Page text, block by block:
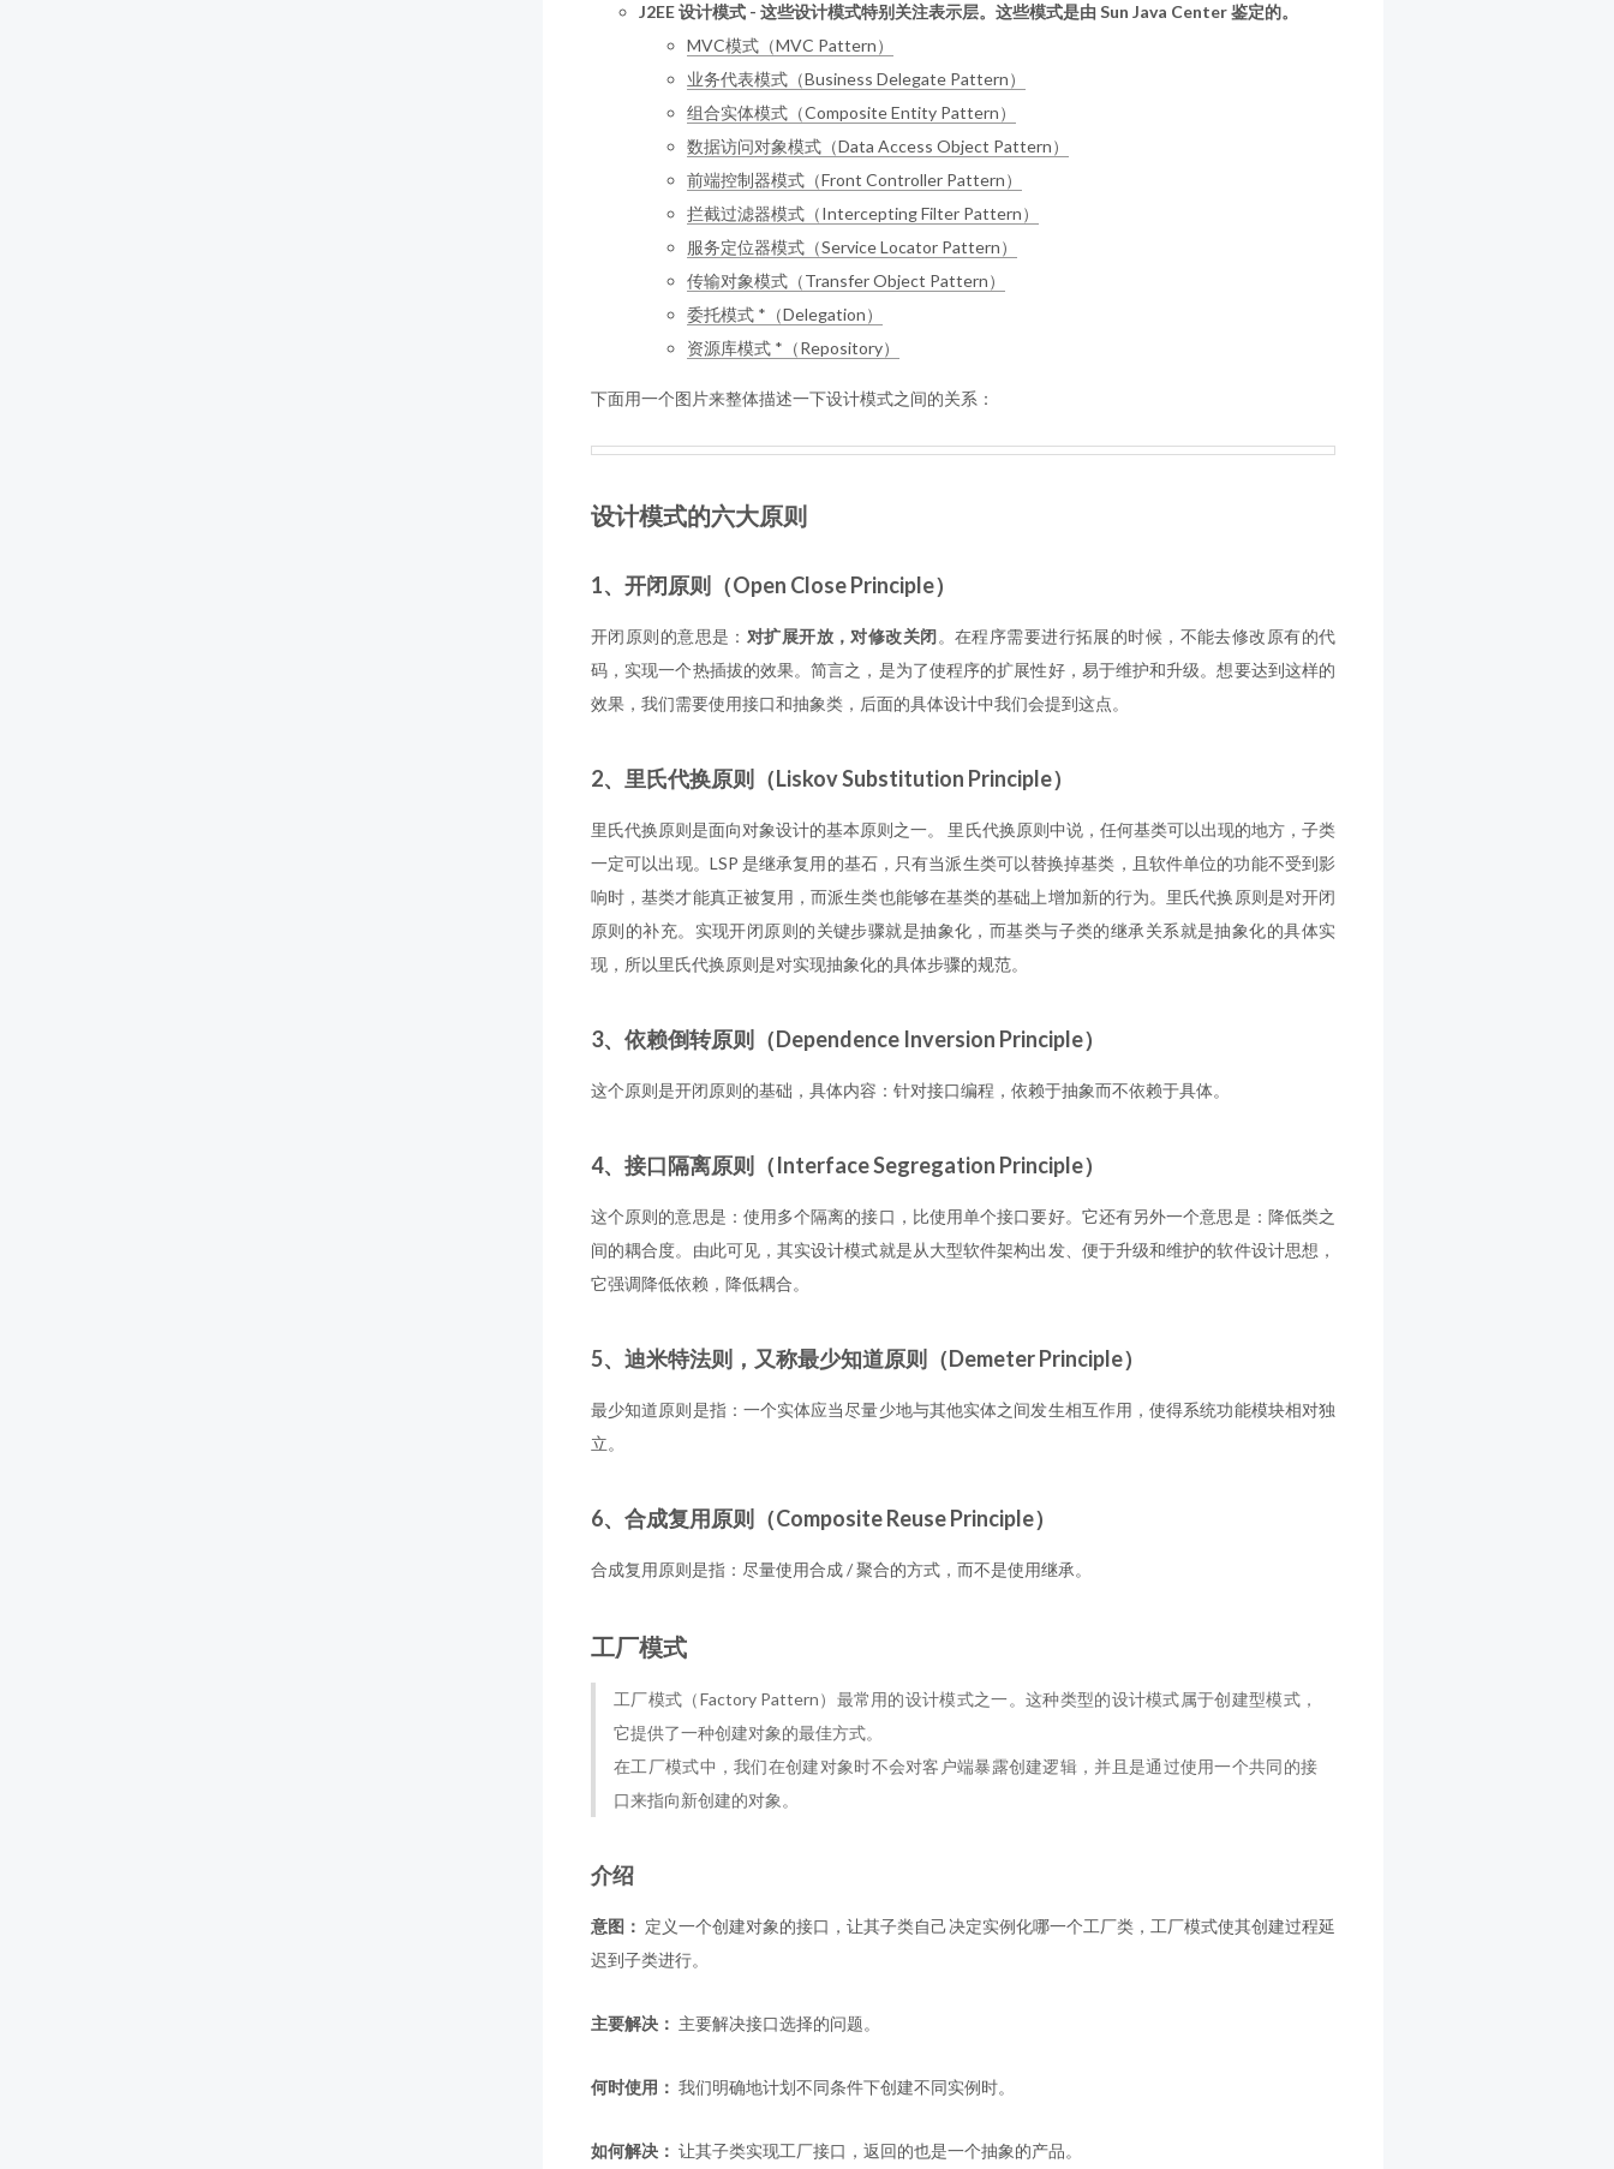
J2EE 设计模式 - 这些设计模式特别关注表示层。这些模式是由 Sun Java Center 鉴定的。
MVC模式（MVC Pattern）
业务代表模式（Business Delegate Pattern）
组合实体模式（Composite Entity Pattern）
数据访问对象模式（Data Access Object Pattern）
前端控制器模式（Front Controller Pattern）
拦截过滤器模式（Intercepting Filter Pattern）
服务定位器模式（Service Locator Pattern）
传输对象模式（Transfer Object Pattern）
委托模式 *（Delegation）
资源库模式 *（Repository）
下面用一个图片来整体描述一下设计模式之间的关系：
设计模式的六大原则
1、开闭原则（Open Close Principle）
开闭原则的意思是： 对扩展开放，对修改关闭。在程序需要进行拓展的时候，不能去修改原有的代
码，实现一个热插拔的效果。简言之，是为了使程序的扩展性好，易于维护和升级。想要达到这样的
效果，我们需要使用接口和抽象类，后面的具体设计中我们会提到这点。
2、里氏代换原则（Liskov Substitution Principle）
里氏代换原则是面向对象设计的基本原则之一。 里氏代换原则中说，任何基类可以出现的地方，子类
一定可以出现。LSP 是继承复用的基石，只有当派生类可以替换掉基类，且软件单位的功能不受到影
响时，基类才能真正被复用，而派生类也能够在基类的基础上增加新的行为。里氏代换原则是对开闭
原则的补充。实现开闭原则的关键步骤就是抽象化，而基类与子类的继承关系就是抽象化的具体实
现，所以里氏代换原则是对实现抽象化的具体步骤的规范。
3、依赖倒转原则（Dependence Inversion Principle）
这个原则是开闭原则的基础，具体内容：针对接口编程，依赖于抽象而不依赖于具体。
4、接口隔离原则（Interface Segregation Principle）
这个原则的意思是：使用多个隔离的接口，比使用单个接口要好。它还有另外一个意思是：降低类之
间的耦合度。由此可见，其实设计模式就是从大型软件架构出发、便于升级和维护的软件设计思想，
它强调降低依赖，降低耦合。
5、迪米特法则，又称最少知道原则（Demeter Principle）
最少知道原则是指：一个实体应当尽量少地与其他实体之间发生相互作用，使得系统功能模块相对独
立。
6、合成复用原则（Composite Reuse Principle）
合成复用原则是指：尽量使用合成 / 聚合的方式，而不是使用继承。
工厂模式
工厂模式（Factory Pattern）最常用的设计模式之一。这种类型的设计模式属于创建型模式，
它提供了一种创建对象的最佳方式。
在工厂模式中，我们在创建对象时不会对客户端暴露创建逻辑，并且是通过使用一个共同的接
口来指向新创建的对象。
介绍
意图： 定义一个创建对象的接口，让其子类自己决定实例化哪一个工厂类，工厂模式使其创建过程延
迟到子类进行。
主要解决： 主要解决接口选择的问题。
何时使用： 我们明确地计划不同条件下创建不同实例时。
如何解决： 让其子类实现工厂接口，返回的也是一个抽象的产品。